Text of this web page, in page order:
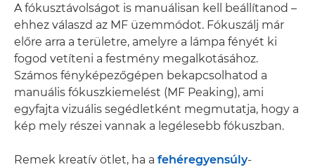
A fókusztávolságot is manuálisan kell beállítanod –
ehhez válaszd az MF üzemmódot. Fókuszálj már
előre arra a területre, amelyre a lámpa fényét ki
fogod vetíteni a festmény megalkotásához.
Számos fényképezőgépen bekapcsolhatod a
manuális fókuszkiemelést (MF Peaking), ami
egyfajta vizuális segédletként megmutatja, hogy a
kép mely részei vannak a legélesebb fókuszban.
Remek kreatív ötlet, ha a fehéregyensúly-